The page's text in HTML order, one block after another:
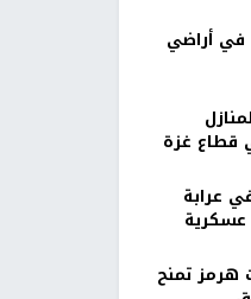
في أراضي
قطاع غزة
عرابة
عسكرية
هرمز تمنح